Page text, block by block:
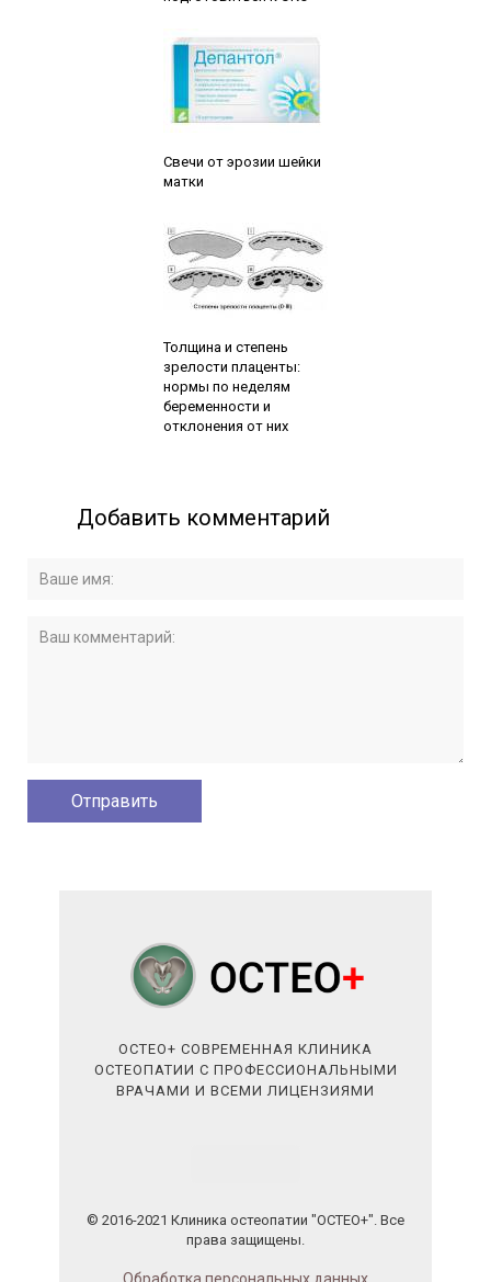
Свечи от эрозии шейки
матки
Толщина и степень
зрелости плаценты:
нормы по неделям
беременности и
отклонения от них
Добавить комментарий
ОСТЕО+ СОВРЕМЕННАЯ КЛИНИКА
ОСТЕОПАТИИ С ПРОФЕССИОНАЛЬНЫМИ
ВРАЧАМИ И ВСЕМИ ЛИЦЕНЗИЯМИ
© 2016-2021 Клиника остеопатии "ОСТЕО+". Все
права защищены.